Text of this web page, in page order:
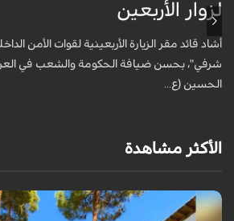
لزوار الأربعين
أشاد قائد مقر الزيارة الأربعينية لقوات الأمن
شرفي"، بحسن ضيافة الحكومة والشعب في العراق
الحسين (ع...
الأكثر مشاهدة